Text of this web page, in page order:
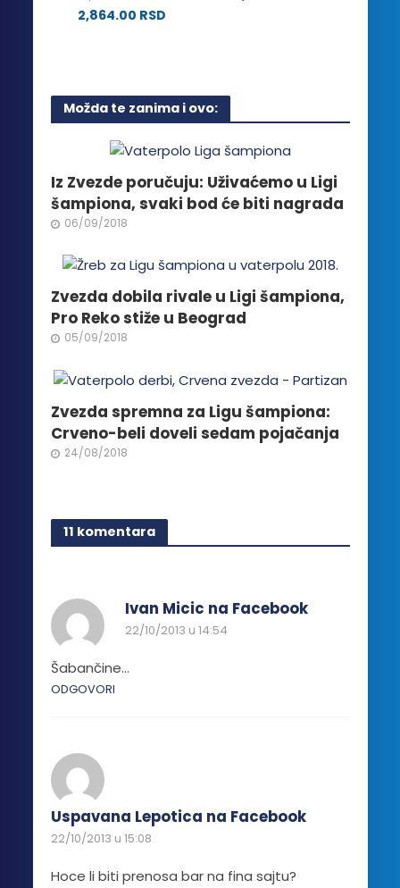
izabrane
2,864.00 RSD
više
varijanti.
Opcije
mogu
biti
izabrane
na
proizvoda.
Možda te zanima i ovo:
Iz Zvezde poručuju: Uživaćemo u Ligi
šampiona, svaki bod će biti nagrada
06/09/2018
Zvezda dobila rivale u Ligi šampiona,
Pro Reko stiže u Beograd
05/09/2018
Zvezda spremna za Ligu šampiona:
Crveno-beli doveli sedam pojačanja
24/08/2018
11 komentara
Ivan Micic na Facebook
22/10/2013 u 14:54
Šabančine…
ODGOVORI
Uspavana Lepotica na Facebook
22/10/2013 u 15:08
Hoce li biti prenosa bar na fina sajtu?